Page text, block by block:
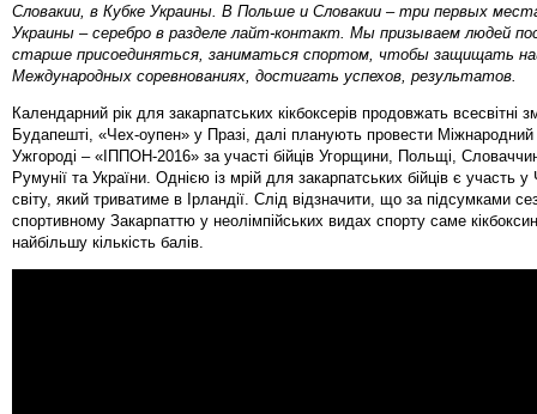
Словакии, в Кубке Украины. В Польше и Словакии – три первых
Украины – серебро в разделе лайт-контакт. Мы призываем людей
старше присоединяться, заниматься спортом, чтобы защищать
Международных соревнованиях, достигать успехов, результатов.
Календарний рік для закарпатських кікбоксерів продовжать всесвітні
Будапешті, «Чех-оупен» у Празі, далі планують провести Міжнародний
Ужгороді – «ІППОН-2016» за участі бійців Угорщини, Польщі,
Румунії та України. Однією із мрій для закарпатських бійців є участь у
світу, який триватиме в Ірландії. Слід відзначити, що за підсумками
спортивному Закарпаттю у неолімпійських видах спорту саме
найбільшу кількість балів.